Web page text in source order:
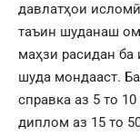
давлатҳои
таъин шуданаш
маҳзи расидан
шуда мондааст.
справка аз 5 то
диплом аз 15 то